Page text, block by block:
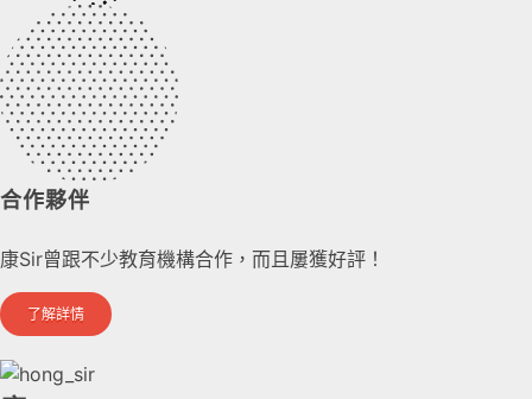
合作夥伴
康Sir曾跟不少教育機構合作，而且屢獲好評！
了解詳情